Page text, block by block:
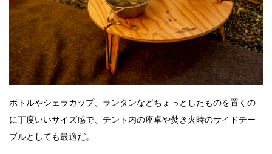
ボトルやシェラカップ、ランタンなどちょっとしたものを置くの
に丁度いいサイズ感で、テント内の座卓や焚き火時のサイドテー
ブルとしても最適だ。